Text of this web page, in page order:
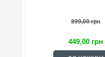
899,00 грн
449,00 грн